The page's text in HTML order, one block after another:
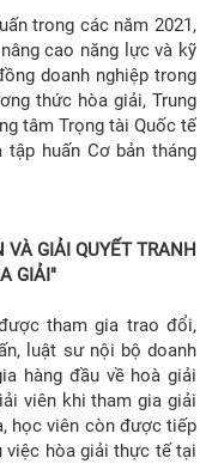
trong các năm 2021,
cao năng lực và kỹ
doanh nghiệp trong
thức hòa giải, Trung
tâm Trọng tài Quốc tế
huấn Cơ bản tháng
GIẢI QUYẾT TRANH
GIẢI"
tham gia trao đổi,
luật sư nội bộ doanh
hàng đầu về hoà giải
viên khi tham gia giải
học viên còn được tiếp
việc hòa giải thực tế tại